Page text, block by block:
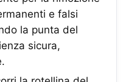
e falsi
la punta del
sicura,